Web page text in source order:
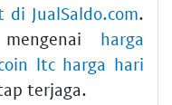
di JualSaldo.com.
harga
ltc harga hari
terjaga.